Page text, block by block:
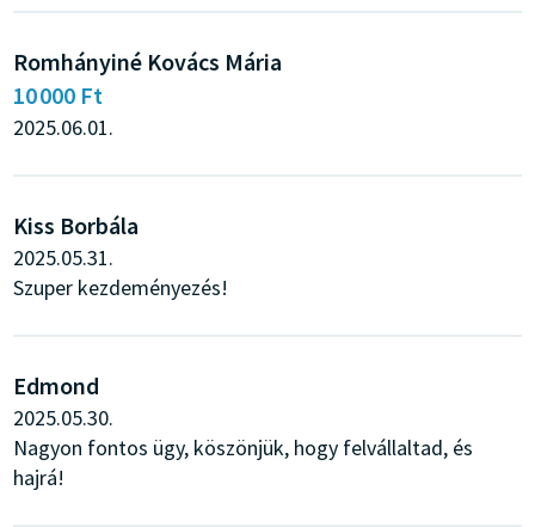
Romhányiné Kovács Mária
10 000 Ft
2025.06.01.
Kiss Borbála
2025.05.31.
Szuper kezdeményezés!
Edmond
2025.05.30.
Nagyon fontos ügy, köszönjük, hogy felvállaltad, és
hajrá!